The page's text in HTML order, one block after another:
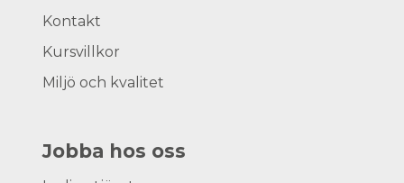
Kontakt
Kursvillkor
Miljö och kvalitet
Jobba hos oss